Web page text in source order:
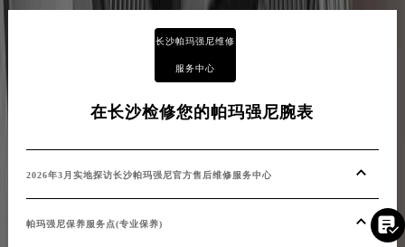
长沙帕玛强尼维修
服务中心
在长沙检修您的帕玛强尼腕表
2026年3月实地探访长沙帕玛强尼官方售后维修服务中心
帕玛强尼保养服务点(专业保养)
